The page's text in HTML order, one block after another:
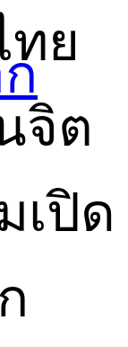
ทย
จิต
เปิด